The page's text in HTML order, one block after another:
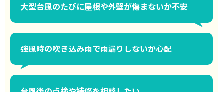
大型台風のたびに屋根や外壁が傷まないか不安
強風時の吹き込み雨で雨漏りしないか心配